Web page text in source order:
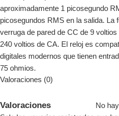
aproximadamente 1 picosegundo
picosegundos RMS en la salida. La
verruga de pared de CC de 9
240 voltios de CA. El reloj es
digitales modernos que tienen
75 ohmios.
Valoraciones (0)
Valoraciones
No